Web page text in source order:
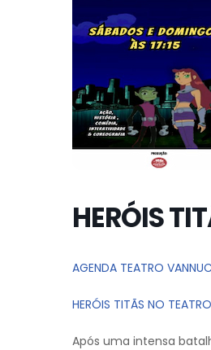
HERÓIS
AGENDA TEATRO
HERÓIS TITÃS NO
Após uma intensa